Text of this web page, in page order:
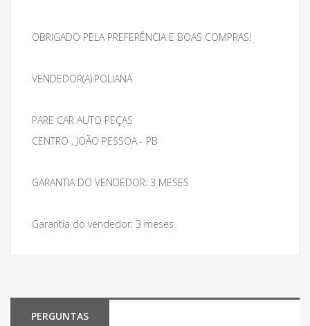
OBRIGADO PELA PREFERÊNCIA E BOAS COMPRAS!
VENDEDOR(A):POLIANA
PARE CAR AUTO PEÇAS
CENTRO , JOÃO PESSOA - PB
GARANTIA DO VENDEDOR: 3 MESES
Garantia do vendedor: 3 meses
PERGUNTAS